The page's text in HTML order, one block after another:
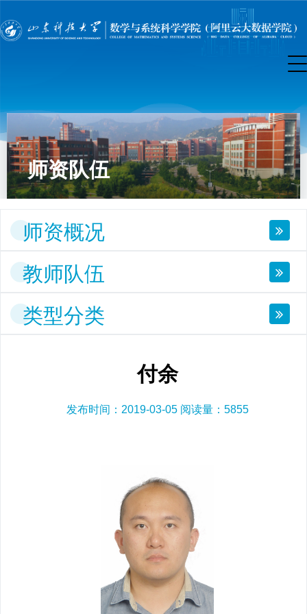
师资队伍
师资概况
教师队伍
类型分类
付余
发布时间：2019-03-05 阅读量： 5855